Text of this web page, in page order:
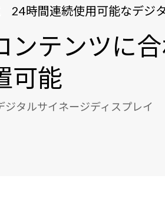
時間連続使用可能なデジ
ンテンツに合
可能
タルサイネージディスプレイ